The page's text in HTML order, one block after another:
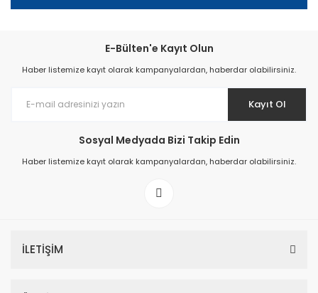
E-Bülten'e Kayıt Olun
Haber listemize kayıt olarak kampanyalardan, haberdar olabilirsiniz.
Kayıt Ol
Sosyal Medyada Bizi Takip Edin
Haber listemize kayıt olarak kampanyalardan, haberdar olabilirsiniz.
İLETİŞİM